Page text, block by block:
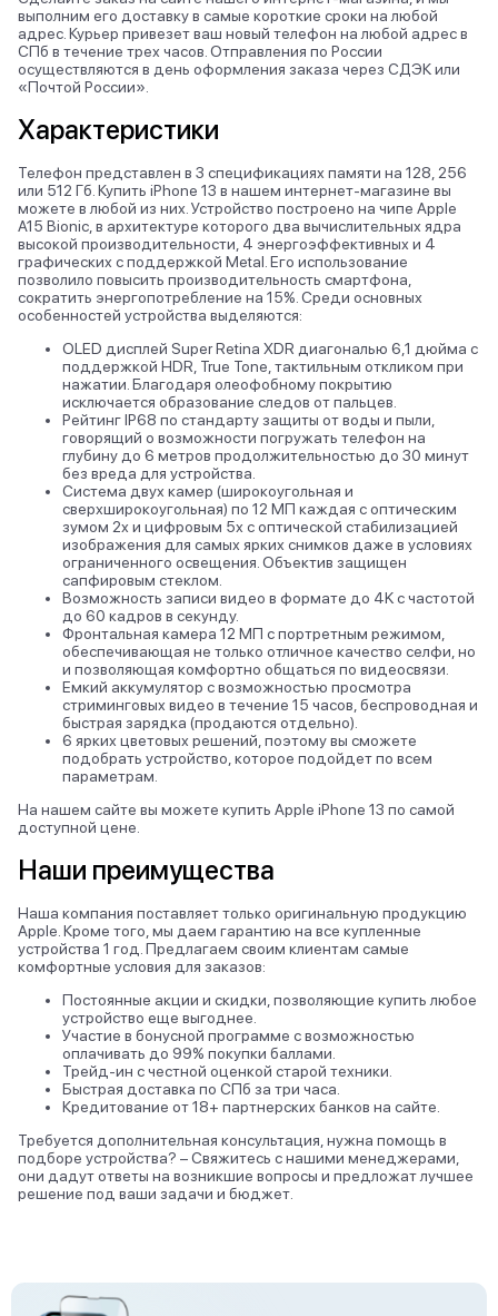
выполним его доставку в самые короткие сроки на любой
адрес. Курьер привезет ваш новый телефон на любой адрес в
СПб в течение трех часов. Отправления по России
осуществляются в день оформления заказа через СДЭК или
«Почтой России».
Характеристики
Телефон представлен в 3 спецификациях памяти на 128, 256
или 512 Гб. Купить iPhone 13 в нашем интернет-магазине вы
можете в любой из них. Устройство построено на чипе Apple
A15 Bionic, в архитектуре которого два вычислительных ядра
высокой производительности, 4 энергоэффективных и 4
графических с поддержкой Metal. Его использование
позволило повысить производительность смартфона,
сократить энергопотребление на 15%. Среди основных
особенностей устройства выделяются:
OLED дисплей Super Retina XDR диагональю 6,1 дюйма с
поддержкой HDR, True Tone, тактильным откликом при
нажатии. Благодаря олеофобному покрытию
исключается образование следов от пальцев.
Рейтинг IP68 по стандарту защиты от воды и пыли,
говорящий о возможности погружать телефон на
глубину до 6 метров продолжительностью до 30 минут
без вреда для устройства.
Система двух камер (широкоугольная и
сверхширокоугольная) по 12 МП каждая с оптическим
зумом 2х и цифровым 5х с оптической стабилизацией
изображения для самых ярких снимков даже в условиях
ограниченного освещения. Объектив защищен
сапфировым стеклом.
Возможность записи видео в формате до 4K с частотой
до 60 кадров в секунду.
Фронтальная камера 12 МП с портретным режимом,
обеспечивающая не только отличное качество селфи, но
и позволяющая комфортно общаться по видеосвязи.
Емкий аккумулятор с возможностью просмотра
стриминговых видео в течение 15 часов, беспроводная и
быстрая зарядка (продаются отдельно).
6 ярких цветовых решений, поэтому вы сможете
подобрать устройство, которое подойдет по всем
параметрам.
На нашем сайте вы можете купить Apple iPhone 13 по самой
доступной цене.
Наши преимущества
Наша компания поставляет только оригинальную продукцию
Apple. Кроме того, мы даем гарантию на все купленные
устройства 1 год. Предлагаем своим клиентам самые
комфортные условия для заказов:
Постоянные акции и скидки, позволяющие купить любое
устройство еще выгоднее.
Участие в бонусной программе с возможностью
оплачивать до 99% покупки баллами.
Трейд-ин с честной оценкой старой техники.
Быстрая доставка по СПб за три часа.
Кредитование от 18+ партнерских банков на сайте.
Требуется дополнительная консультация, нужна помощь в
подборе устройства? – Свяжитесь с нашими менеджерами,
они дадут ответы на возникшие вопросы и предложат лучшее
решение под ваши задачи и бюджет.